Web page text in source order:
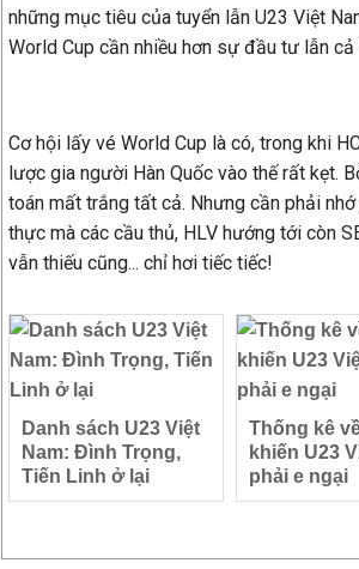
những mục tiêu của tuyển lẫn U23 Việt
World Cup cần nhiều hơn sự đầu tư lẫn
Cơ hội lấy vé World Cup là có, trong khi
lược gia người Hàn Quốc vào thế rất kẹt.
toán mất trắng tất cả. Nhưng cần phải
thực mà các cầu thủ, HLV hướng tới còn
vẫn thiếu cũng... chỉ hơi tiếc tiếc!
Danh sách U23 Việt
Nam: Đình Trọng,
Tiến Linh ở lại
Thống kê
khiến U23
phải e ngại